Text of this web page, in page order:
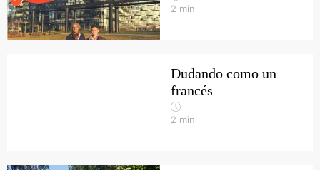
2 min
Dudando como un
francés
2 min